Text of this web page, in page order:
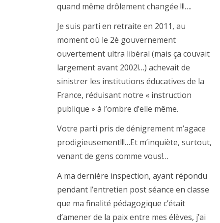
quand même drôlement changée !!!….
Je suis parti en retraite en 2011, au
moment où le 2è gouvernement
ouvertement ultra libéral (mais ça couvait
largement avant 2002!…) achevait de
sinistrer les institutions éducatives de la
France, réduisant notre « instruction
publique » à l’ombre d’elle même.
Votre parti pris de dénigrement m’agace
prodigieusement!!!…Et m’inquiète, surtout,
venant de gens comme vous!…
A ma dernière inspection, ayant répondu
pendant l’entretien post séance en classe
que ma finalité pédagogique c’était
d’amener de la paix entre mes élèves, j’ai